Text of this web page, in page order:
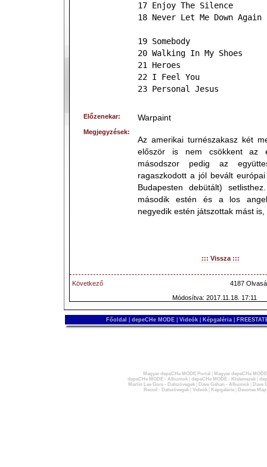
17 Enjoy The Silence
18 Never Let Me Down Again
19 Somebody
20 Walking In My Shoes
21 Heroes
22 I Feel You
23 Personal Jesus
Előzenekar: Warpaint
Megjegyzések:
Az amerikai turnészakasz két
először is nem csökkent az
másodszor pedig az
ragaszkodott a jól bevált
Budapesten debütált)
második estén és a los
negyedik estén játszottak mást
::: Vissza :::
Következő
4187
Módosítva: 2017.11.18. 17:11
Főoldal depeCHe MODE Videók Képgaléria
Magyar depeCHe MODE Portál
Magyar depeCHe
depeCHe MODE - Albumok| depeCHe MODE - Kislemezek|
Martin Lee Gore - Dalszövegek| Dave Gahan - Albumok|
Dave
Recoil - Dalszövegek| Videók| Képgaléria| Devotee Map